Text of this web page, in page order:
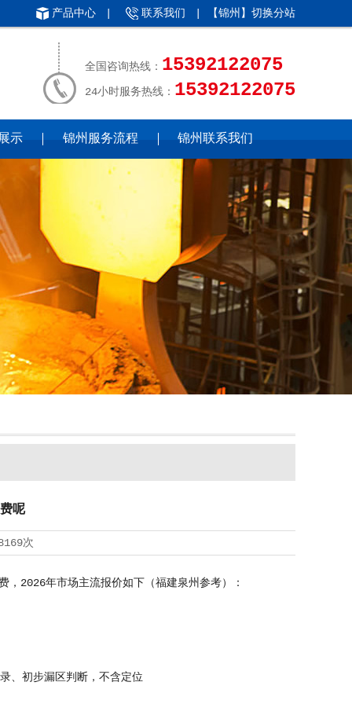
产品中心 联系我们 | 【锦州】 切换分站
全国咨询热线： 15392122075
24小时服务热线： 15392122075
示 锦州服务流程 锦州联系我们
呢
次
2026年市场主流报价如下（福建泉州参考）：
、初步漏区判断，不含定位